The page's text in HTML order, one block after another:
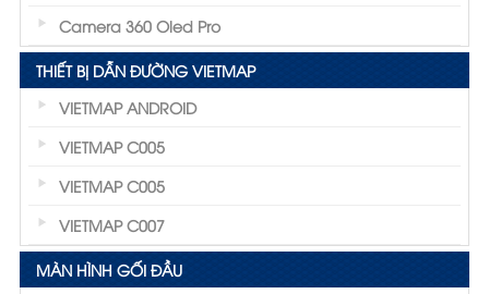
Camera 360 Oled Pro
THIẾT BỊ DẪN ĐƯỜNG VIETMAP
VIETMAP ANDROID
VIETMAP C005
VIETMAP C005
VIETMAP C007
MÀN HÌNH GỐI ĐẦU